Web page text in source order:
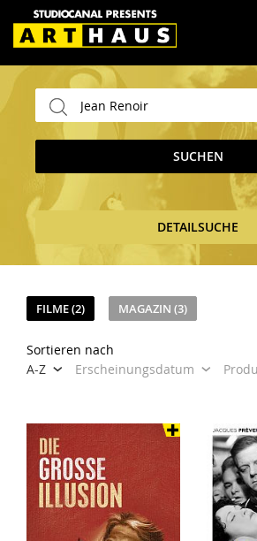
SUCHEN
DETAILSUCHE
FILME (2) MAGAZIN (3)
Sortieren nach
A-Z
Erscheinungsdatum